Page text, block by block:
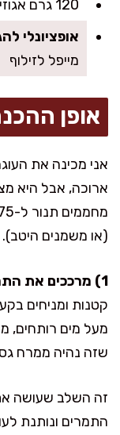
120 גרם אגוזי מלך קצוצים גס (או פקאן)
אופציונלי
מייפל לזילוף
אופן
אני מכינה את
(או משמנים היטב).
1) מרככים את התמרים:
קטנות ומניחים
שזה נהיה ממרח גס
זה השלב שעושה
התמרים ונותנת